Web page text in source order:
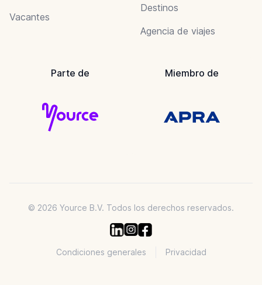
Vacantes
Destinos
Agencia de viajes
Parte de Miembro de
© 2026 Yource B.V. Todos los derechos reservados.
Condiciones generales Privacidad